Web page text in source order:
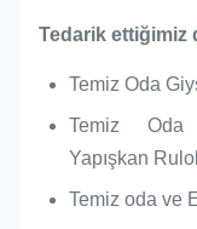
Tedarik ettiğimiz
Temiz Oda
Temiz Oda
Yapışkan
Temiz oda ve